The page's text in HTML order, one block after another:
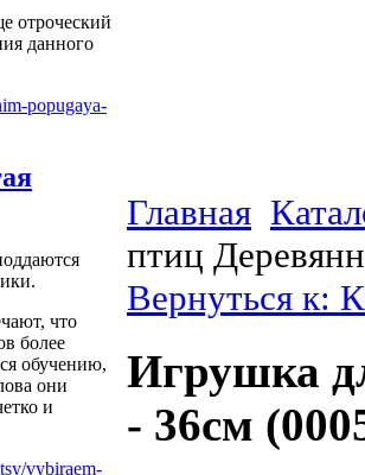
отроческий
данного
что
более
обучению,
они
и
Главная
птиц
Вернуться к:
Игрушка
- 36см